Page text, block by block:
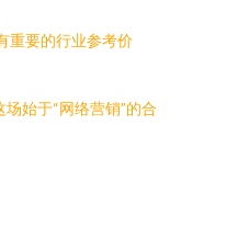
重要的行业参考价
始于“网络营销”的合